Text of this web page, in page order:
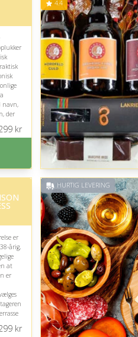
navn,
der
kr
4.4
er
årig,
at
er
kr
HURTIG LEVERING